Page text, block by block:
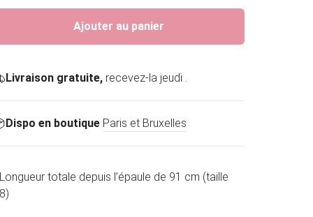
Ajouter au panier
Livraison gratuite,recevez-la jeudi .
Dispo en boutique Paris et Bruxelles
totale depuis l’épaule de 91 cm (taille